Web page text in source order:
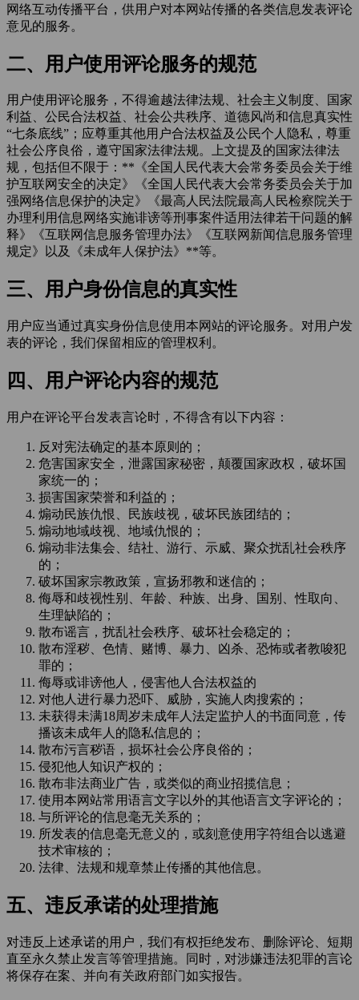
网络互动传播平台，供用户对本网站传播的各类信息发表评论
意见的服务。
二、用户使用评论服务的规范
用户使用评论服务，不得逾越法律法规、社会主义制度、国家
利益、公民合法权益、社会公共秩序、道德风尚和信息真实性
“七条底线”；应尊重其他用户合法权益及公民个人隐私，尊重
社会公序良俗，遵守国家法律法规。上文提及的国家法律法
规，包括但不限于：**《全国人民代表大会常务委员会关于维
护互联网安全的决定》《全国人民代表大会常务委员会关于加
强网络信息保护的决定》《最高人民法院最高人民检察院关于
办理利用信息网络实施诽谤等刑事案件适用法律若干问题的解
释》《互联网信息服务管理办法》《互联网新闻信息服务管理
规定》以及《未成年人保护法》**等。
三、用户身份信息的真实性
用户应当通过真实身份信息使用本网站的评论服务。对用户发
表的评论，我们保留相应的管理权利。
四、用户评论内容的规范
用户在评论平台发表言论时，不得含有以下内容：
反对宪法确定的基本原则的；
危害国家安全，泄露国家秘密，颠覆国家政权，破坏国
家统一的；
损害国家荣誉和利益的；
煽动民族仇恨、民族歧视，破坏民族团结的；
煽动地域歧视、地域仇恨的；
煽动非法集会、结社、游行、示威、聚众扰乱社会秩序
的；
破坏国家宗教政策，宣扬邪教和迷信的；
侮辱和歧视性别、年龄、种族、出身、国别、性取向、
生理缺陷的；
散布谣言，扰乱社会秩序、破坏社会稳定的；
散布淫秽、色情、赌博、暴力、凶杀、恐怖或者教唆犯
罪的；
侮辱或诽谤他人，侵害他人合法权益的
对他人进行暴力恐吓、威胁，实施人肉搜索的；
未获得未满18周岁未成年人法定监护人的书面同意，传
播该未成年人的隐私信息的；
散布污言秽语，损坏社会公序良俗的；
侵犯他人知识产权的；
散布非法商业广告，或类似的商业招揽信息；
使用本网站常用语言文字以外的其他语言文字评论的；
与所评论的信息毫无关系的；
所发表的信息毫无意义的，或刻意使用字符组合以逃避
技术审核的；
法律、法规和规章禁止传播的其他信息。
五、违反承诺的处理措施
对违反上述承诺的用户，我们有权拒绝发布、删除评论、短期
直至永久禁止发言等管理措施。同时，对涉嫌违法犯罪的言论
将保存在案、并向有关政府部门如实报告。